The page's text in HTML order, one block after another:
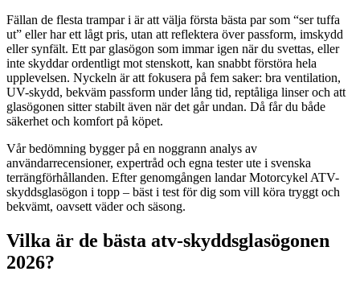
Fällan de flesta trampar i är att välja första bästa par som “ser tuffa
ut” eller har ett lågt pris, utan att reflektera över passform, imskydd
eller synfält. Ett par glasögon som immar igen när du svettas, eller
inte skyddar ordentligt mot stenskott, kan snabbt förstöra hela
upplevelsen. Nyckeln är att fokusera på fem saker: bra ventilation,
UV-skydd, bekväm passform under lång tid, reptåliga linser och att
glasögonen sitter stabilt även när det går undan. Då får du både
säkerhet och komfort på köpet.
Vår bedömning bygger på en noggrann analys av
användarrecensioner, expertråd och egna tester ute i svenska
terrängförhållanden. Efter genomgången landar Motorcykel ATV-
skyddsglasögon i topp – bäst i test för dig som vill köra tryggt och
bekvämt, oavsett väder och säsong.
Vilka är de bästa atv-skyddsglasögonen
2026?